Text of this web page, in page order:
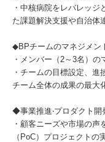
・中核病院をレバレッ
た課題解決支援や自治体
◆BPチームのマネジメン
・メンバー（2～3名）の
・チームの目標設定、進
チーム全体の成果の最大
◆事業推進‧プロダクト開
・顧客ニーズや市場の
（PoC）プロジェクトの